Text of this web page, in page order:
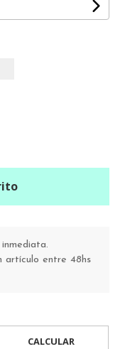
artículo entre 48hs
CALCULAR